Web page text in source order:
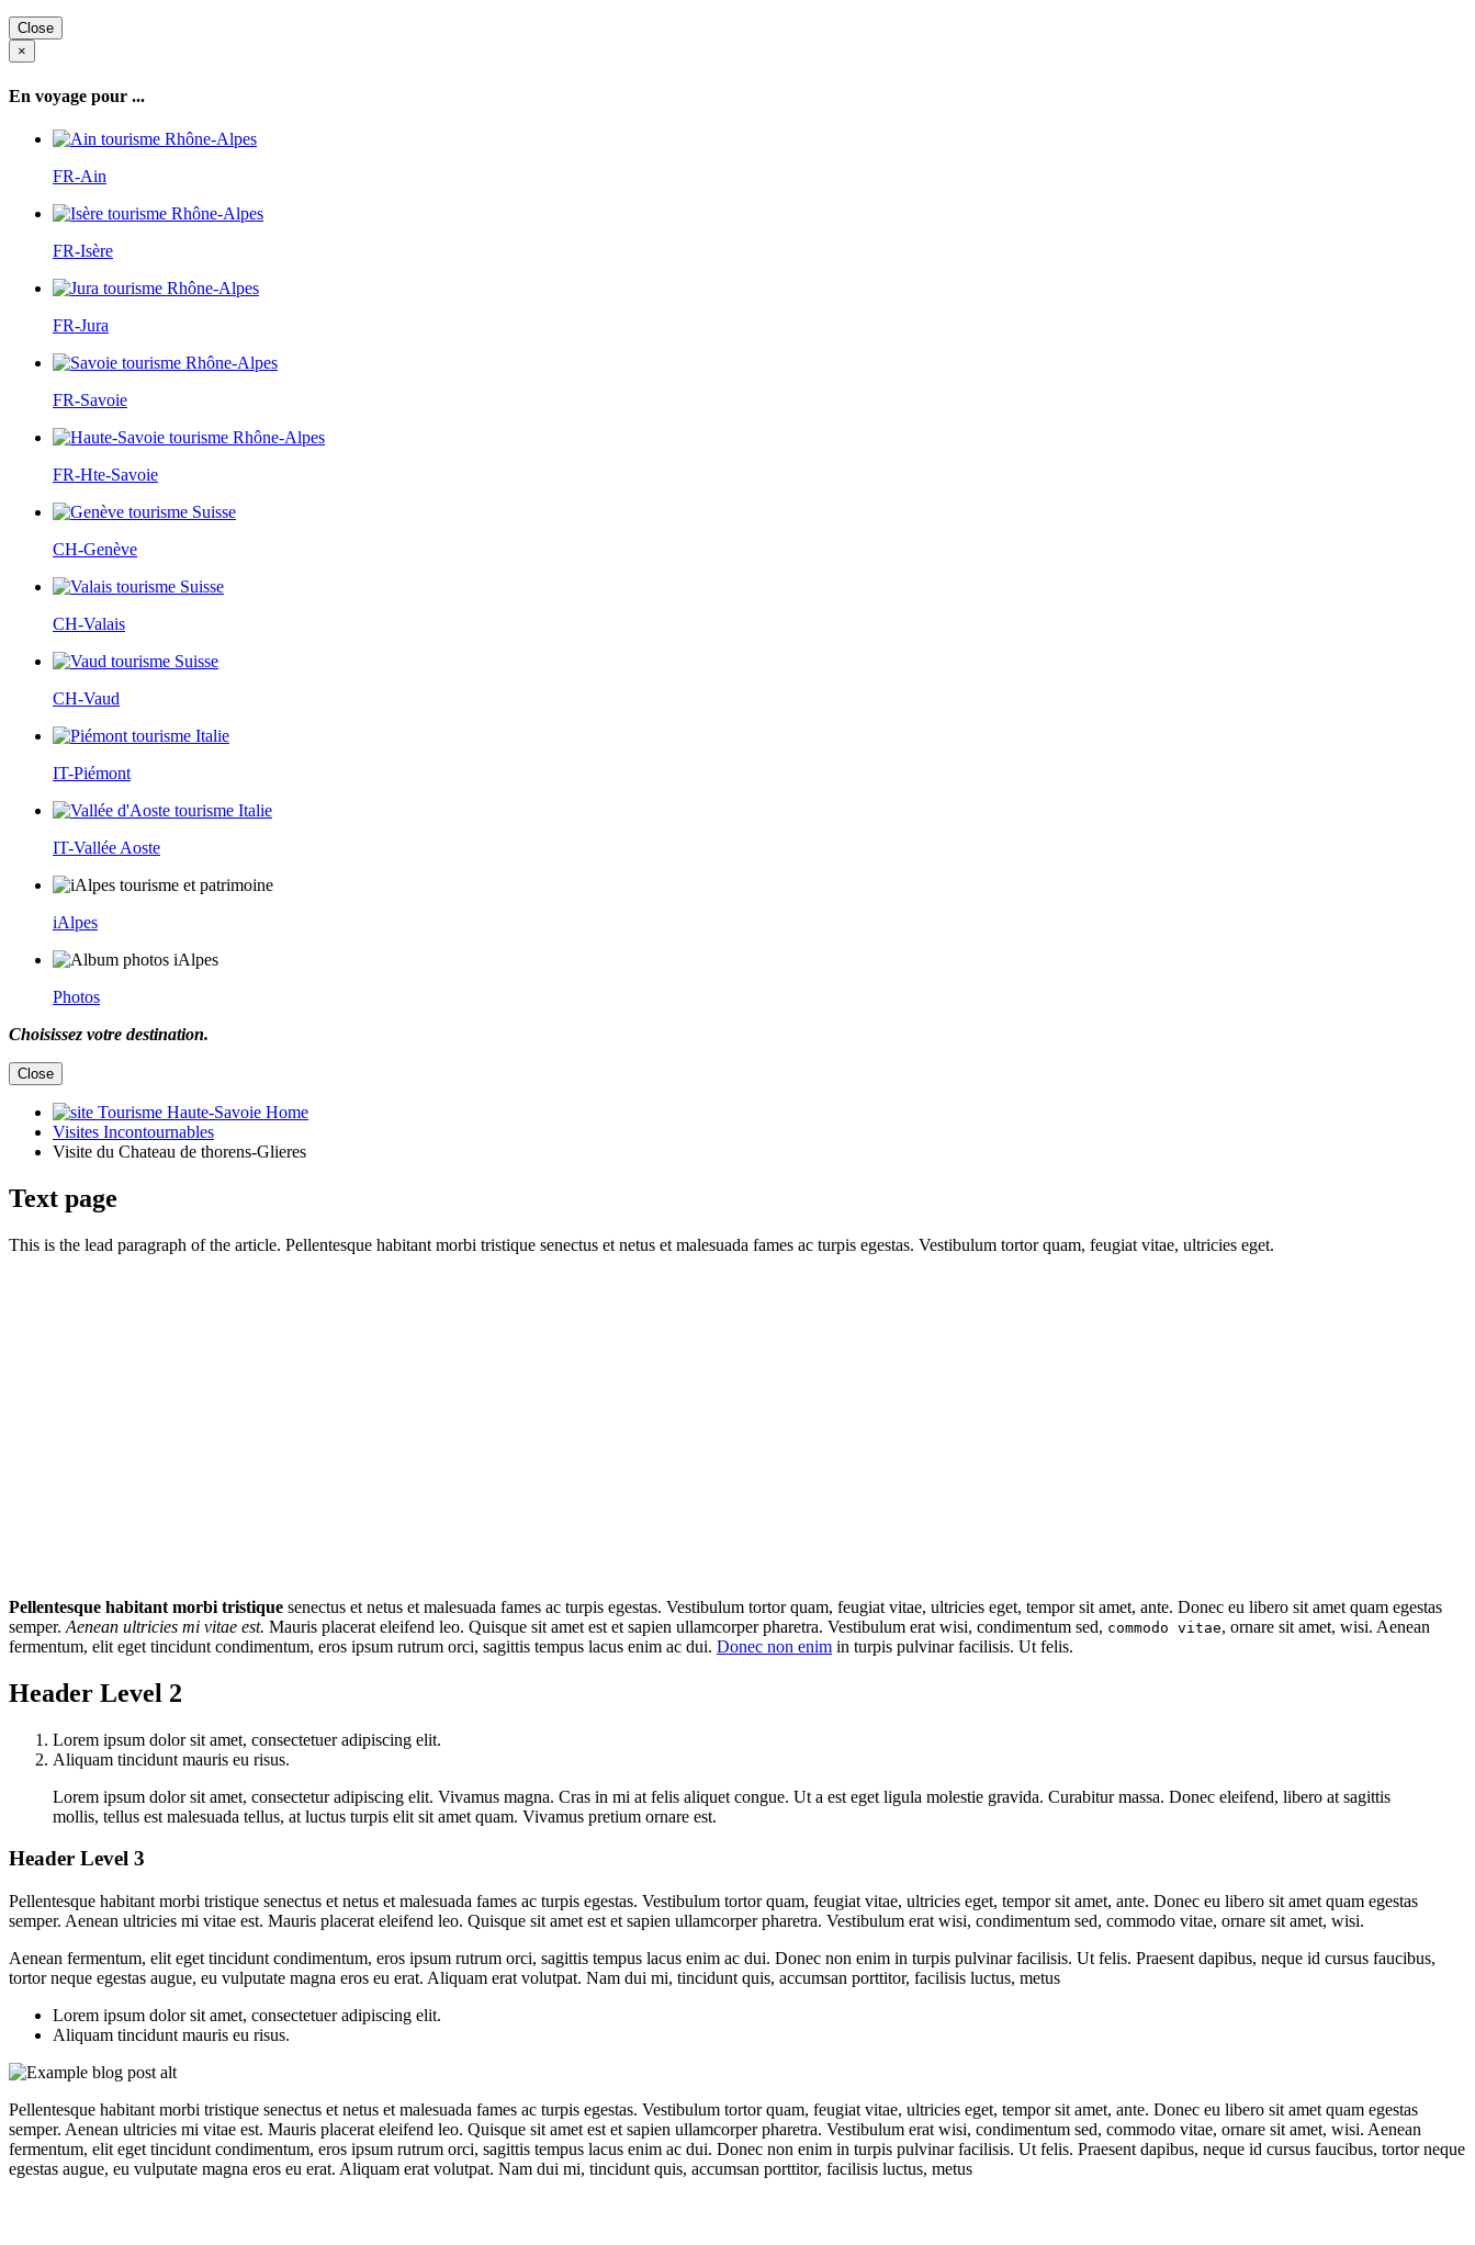
Close
×
En voyage pour ...
FR-Ain
FR-Isère
FR-Jura
FR-Savoie
FR-Hte-Savoie
CH-Genève
CH-Valais
CH-Vaud
IT-Piémont
IT-Vallée Aoste
iAlpes
Photos
Choisissez votre destination.
Close
Home
Visites Incontournables
Visite du Chateau de thorens-Glieres
Text page
This is the lead paragraph of the article. Pellentesque habitant morbi tristique senectus et netus et malesuada fames ac turpis egestas. Vestibulum tortor quam, feugiat vitae, ultricies eget.
Pellentesque habitant morbi tristique senectus et netus et malesuada fames ac turpis egestas. Vestibulum tortor quam, feugiat vitae, ultricies eget, tempor sit amet, ante. Donec eu libero sit amet quam egestas
semper. Aenean ultricies mi vitae est. Mauris placerat eleifend leo. Quisque sit amet est et sapien ullamcorper pharetra. Vestibulum erat wisi, condimentum sed, commodo vitae, ornare sit amet, wisi. Aenean
fermentum, elit eget tincidunt condimentum, eros ipsum rutrum orci, sagittis tempus lacus enim ac dui. Donec non enim in turpis pulvinar facilisis. Ut felis.
Header Level 2
Lorem ipsum dolor sit amet, consectetuer adipiscing elit.
Aliquam tincidunt mauris eu risus.
Lorem ipsum dolor sit amet, consectetur adipiscing elit. Vivamus magna. Cras in mi at felis aliquet congue. Ut a est eget ligula molestie gravida. Curabitur massa. Donec eleifend, libero at sagittis
mollis, tellus est malesuada tellus, at luctus turpis elit sit amet quam. Vivamus pretium ornare est.
Header Level 3
Pellentesque habitant morbi tristique senectus et netus et malesuada fames ac turpis egestas. Vestibulum tortor quam, feugiat vitae, ultricies eget, tempor sit amet, ante. Donec eu libero sit amet quam egestas
semper. Aenean ultricies mi vitae est. Mauris placerat eleifend leo. Quisque sit amet est et sapien ullamcorper pharetra. Vestibulum erat wisi, condimentum sed, commodo vitae, ornare sit amet, wisi.
Aenean fermentum, elit eget tincidunt condimentum, eros ipsum rutrum orci, sagittis tempus lacus enim ac dui. Donec non enim in turpis pulvinar facilisis. Ut felis. Praesent dapibus, neque id cursus faucibus,
tortor neque egestas augue, eu vulputate magna eros eu erat. Aliquam erat volutpat. Nam dui mi, tincidunt quis, accumsan porttitor, facilisis luctus, metus
Lorem ipsum dolor sit amet, consectetuer adipiscing elit.
Aliquam tincidunt mauris eu risus.
Pellentesque habitant morbi tristique senectus et netus et malesuada fames ac turpis egestas. Vestibulum tortor quam, feugiat vitae, ultricies eget, tempor sit amet, ante. Donec eu libero sit amet quam egestas
semper. Aenean ultricies mi vitae est. Mauris placerat eleifend leo. Quisque sit amet est et sapien ullamcorper pharetra. Vestibulum erat wisi, condimentum sed, commodo vitae, ornare sit amet, wisi. Aenean
fermentum, elit eget tincidunt condimentum, eros ipsum rutrum orci, sagittis tempus lacus enim ac dui. Donec non enim in turpis pulvinar facilisis. Ut felis. Praesent dapibus, neque id cursus faucibus, tortor neque
egestas augue, eu vulputate magna eros eu erat. Aliquam erat volutpat. Nam dui mi, tincidunt quis, accumsan porttitor, facilisis luctus, metus